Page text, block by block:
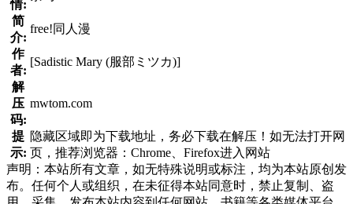
情:
简
介:
free!同人漫
作
者:
[Sadistic Mary (服部ミツカ)]
解
压
码:
mwtom.com
提
示:
隐藏区域即为下载地址，务必下载在解压！如无法打开网
页，推荐浏览器：Chrome、Firefox进入网站
声明：本站所有文章，如无特殊说明或标注，均为本站原创发
布。任何个人或组织，在未征得本站同意时，禁止复制、盗